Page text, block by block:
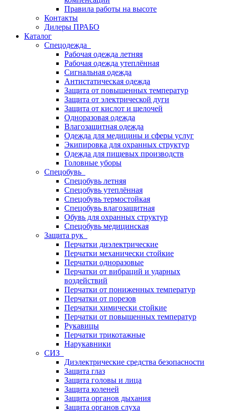
Правила работы на высоте
Контакты
Дилеры ПРАБО
Каталог
Спецодежда
Рабочая одежда летняя
Рабочая одежда утеплённая
Сигнальная одежда
Антистатическая одежда
Защита от повышенных температур
Защита от электрической дуги
Защита от кислот и щелочей
Одноразовая одежда
Влагозащитная одежда
Одежда для медицины и сферы услуг
Экипировка для охранных структур
Одежда для пищевых производств
Головные уборы
Спецобувь
Спецобувь летняя
Спецобувь утеплённая
Спецобувь термостойкая
Спецобувь влагозащитная
Обувь для охранных структур
Спецобувь медицинская
Защита рук
Перчатки диэлектрические
Перчатки механически стойкие
Перчатки одноразовые
Перчатки от вибраций и ударных
воздействий
Перчатки от пониженных температур
Перчатки от порезов
Перчатки химически стойкие
Перчатки от повышенных температур
Рукавицы
Перчатки трикотажные
Нарукавники
СИЗ
Диэлектрические средства безопасности
Защита глаз
Защита головы и лица
Защита коленей
Защита органов дыхания
Защита органов слуха